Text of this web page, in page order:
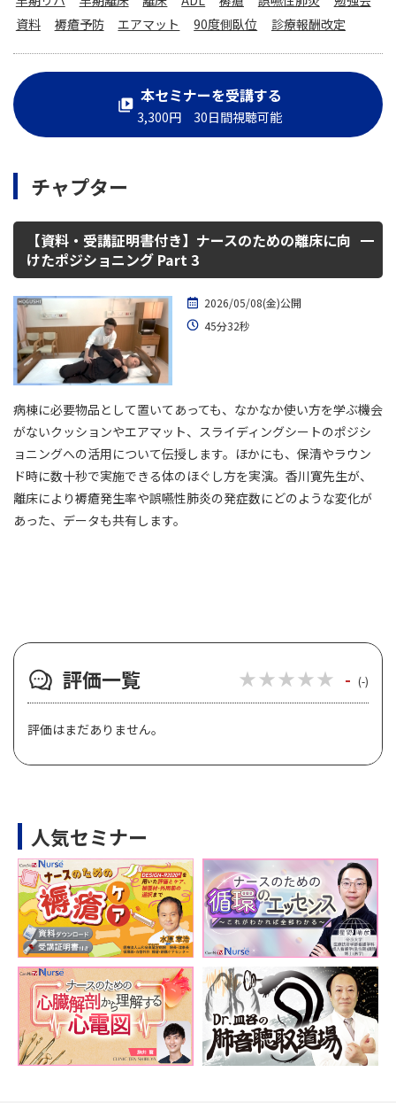
本セミナーを受講する
3,300円 30日間視聴可能
資料
褥瘡予防 エアマット 90度側臥位 診療報酬改定
チャプター
【資料・受講証明書付き】ナースのための離床に向
けたポジショニング Part 3
2026/05/08(金)公開
45分32秒
病棟に必要物品として置いてあっても、なかなか使い方を学ぶ機会
がないクッションやエアマット、スライディングシートのポジシ
ョニングへの活用について伝授します。ほかにも、保清やラウン
ド時に数十秒で実施できる体のほぐし方を実演。香川寛先生が、
離床により褥瘡発生率や誤嚥性肺炎の発症数にどのような変化が
あった、データも共有します。
評価一覧 ★★★★★
★★★★★ - (-)
評価はまだありません。
人気セミナー